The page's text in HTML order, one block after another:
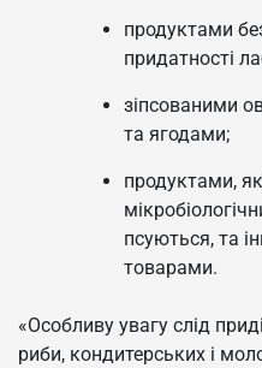
продуктами
придатності
зіпсованими
та ягодами;
продуктами,
псуються, та
товарами.
«Особливу увагу слід
риби, кондитерських і